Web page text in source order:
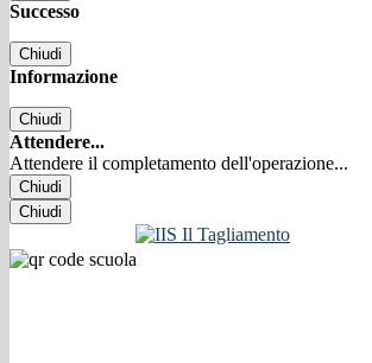
Successo
Chiudi
Informazione
Chiudi
Attendere...
Attendere il completamento dell'operazione...
Chiudi
Chiudi